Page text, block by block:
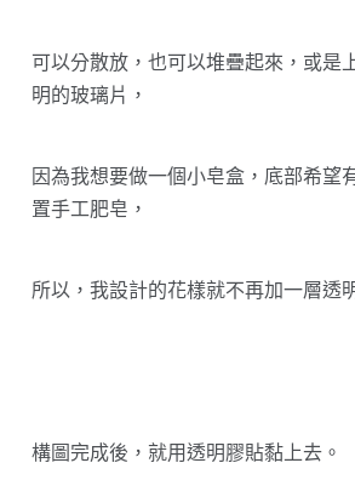
可以分散放，也可以堆疊起來，或是
明的玻璃片，
因為我想要做一個小皂盒，底部希望
置手工肥皂，
所以，我設計的花樣就不再加一層透
構圖完成後，就用透明膠貼黏上去。